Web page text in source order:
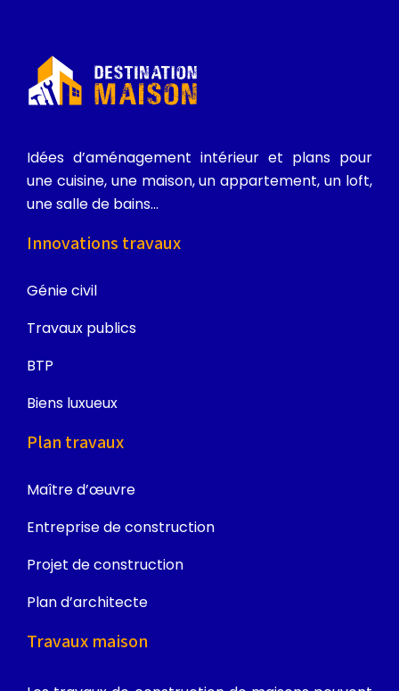
Idées d’aménagement intérieur et plans pour
une cuisine, une maison, un appartement, un loft,
une salle de bains…
Innovations travaux
Génie civil
Travaux publics
BTP
Biens luxueux
Plan travaux
Maître d’œuvre
Entreprise de construction
Projet de construction
Plan d’architecte
Travaux maison